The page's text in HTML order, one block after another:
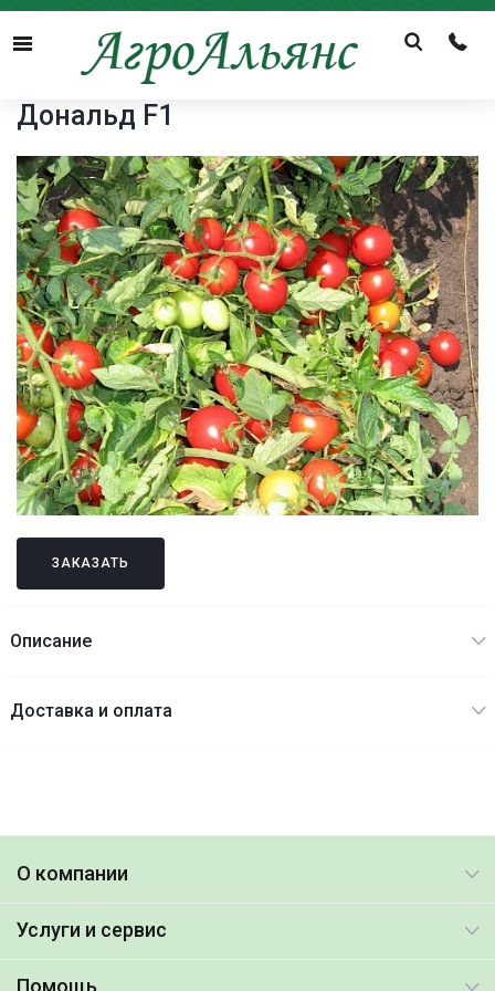
Menu
Дональд F1
ЗАКАЗАТЬ
Описание
Доставка и оплата
О компании
Услуги и сервис
Помощь